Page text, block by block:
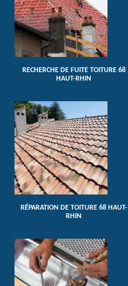
RECHERCHE DE FUITE TOITURE 68
HAUT-RHIN
RÉPARATION DE TOITURE 68 HAUT-
RHIN